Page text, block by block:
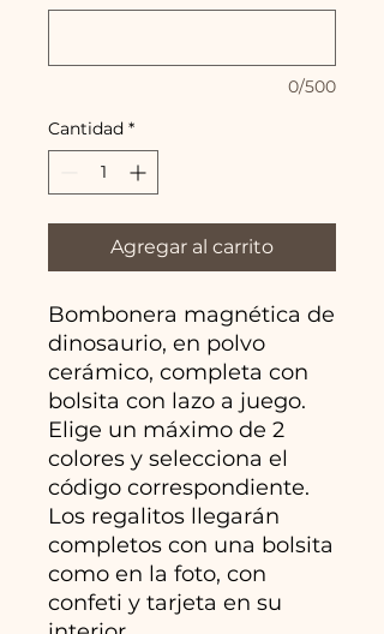
0/500
Cantidad *
Agregar al carrito
Bombonera magnética de
dinosaurio, en polvo
cerámico, completa con
bolsita con lazo a juego.
Elige un máximo de 2
colores y selecciona el
código correspondiente.
Los regalitos llegarán
completos con una bolsita
como en la foto, con
confeti y tarjeta en su